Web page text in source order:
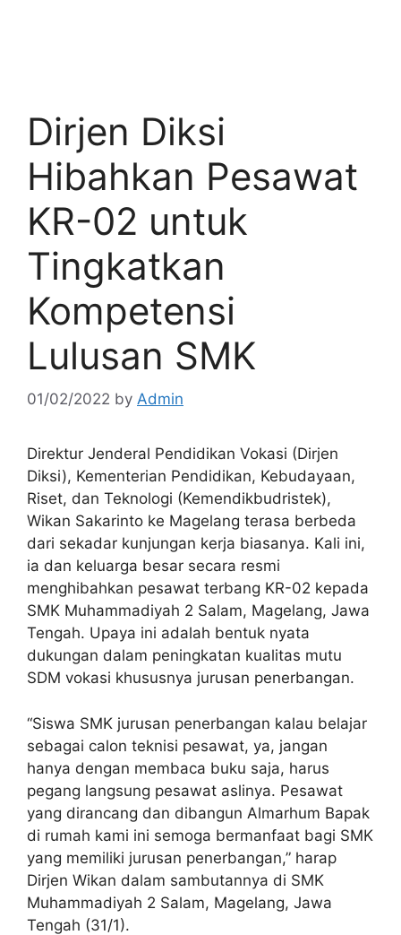
Dirjen Diksi
Hibahkan Pesawat
KR-02 untuk
Tingkatkan
Kompetensi
Lulusan SMK
01/02/2022 by Admin
Direktur Jenderal Pendidikan Vokasi (Dirjen
Diksi), Kementerian Pendidikan, Kebudayaan,
Riset, dan Teknologi (Kemendikbudristek),
Wikan Sakarinto ke Magelang terasa berbeda
dari sekadar kunjungan kerja biasanya. Kali ini,
ia dan keluarga besar secara resmi
menghibahkan pesawat terbang KR-02 kepada
SMK Muhammadiyah 2 Salam, Magelang, Jawa
Tengah. Upaya ini adalah bentuk nyata
dukungan dalam peningkatan kualitas mutu
SDM vokasi khususnya jurusan penerbangan.
“Siswa SMK jurusan penerbangan kalau belajar
sebagai calon teknisi pesawat, ya, jangan
hanya dengan membaca buku saja, harus
pegang langsung pesawat aslinya. Pesawat
yang dirancang dan dibangun Almarhum Bapak
di rumah kami ini semoga bermanfaat bagi SMK
yang memiliki jurusan penerbangan,” harap
Dirjen Wikan dalam sambutannya di SMK
Muhammadiyah 2 Salam, Magelang, Jawa
Tengah (31/1).